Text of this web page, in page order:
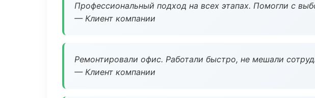
Профессиональный подход на всех этапах. Помогли с
— Клиент компании
Ремонтировали офис. Работали быстро, не мешали
— Клиент компании